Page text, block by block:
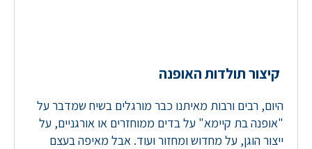
קיצור תולדות האופנה
היום, רבים ורבות מאיתנו כבר מורגלים בשיח שמדבר על
"אופנה בת קיימא" על בדים ממוחזרים או אורגניים, על
ייצור הוגן, על מחדוש ומחזור ועוד. אבל מאיפה בעצם